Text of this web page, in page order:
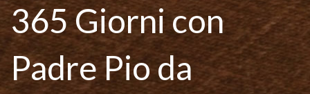
365 Giorni con
Padre Pio da